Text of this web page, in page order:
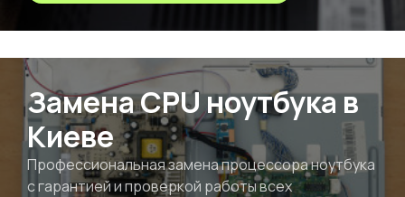
Замена CPU ноутбука в
Киеве
Профессиональная замена процессора ноутбука
с гарантией и проверкой работы всех